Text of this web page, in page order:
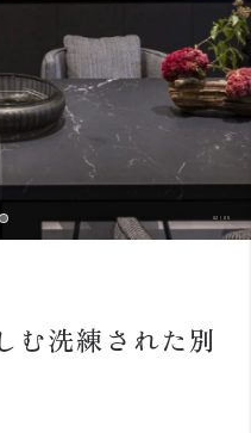
03 /05
む洗練された別